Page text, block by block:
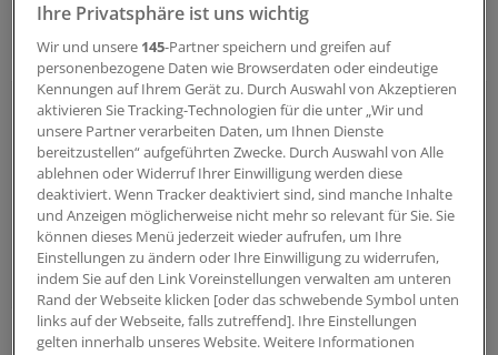
Eva Schumacher-Wolf, Chefredakteurin von Mamma
Mia!
An dieser Stelle finden Sie Inhalte von
movingimage EVP GmbH
Ihre Privatsphäre ist uns wichtig
Wir und unsere 145-Partner speichern und greifen auf
personenbezogene Daten wie Browserdaten oder eindeutige
Kennungen auf Ihrem Gerät zu. Durch Auswahl von Akzeptieren
aktivieren Sie Tracking-Technologien für die unter „Wir und
unsere Partner verarbeiten Daten, um Ihnen Dienste
bereitzustellen“ aufgeführten Zwecke. Durch Auswahl von Alle
ablehnen oder Widerruf Ihrer Einwilligung werden diese
deaktiviert. Wenn Tracker deaktiviert sind, sind manche Inhalte
und Anzeigen möglicherweise nicht mehr so relevant für Sie. Sie
können dieses Menü jederzeit wieder aufrufen, um Ihre
Einstellungen zu ändern oder Ihre Einwilligung zu widerrufen,
indem Sie auf den Link Voreinstellungen verwalten am unteren
Rand der Webseite klicken [oder das schwebende Symbol unten
links auf der Webseite, falls zutreffend]. Ihre Einstellungen
gelten innerhalb unseres Website. Weitere Informationen